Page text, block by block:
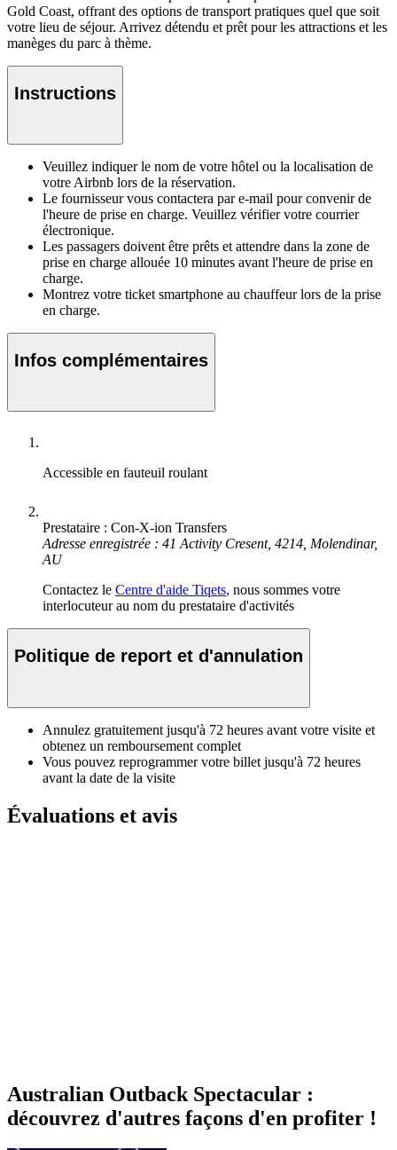
Gold Coast, offrant des options de transport pratiques quel que soit
votre lieu de séjour. Arrivez détendu et prêt pour les attractions et les
manèges du parc à thème.
Instructions
Veuillez indiquer le nom de votre hôtel ou la localisation de
votre Airbnb lors de la réservation.
Le fournisseur vous contactera par e-mail pour convenir de
l'heure de prise en charge. Veuillez vérifier votre courrier
électronique.
Les passagers doivent être prêts et attendre dans la zone de
prise en charge allouée 10 minutes avant l'heure de prise en
charge.
Montrez votre ticket smartphone au chauffeur lors de la prise
en charge.
Infos complémentaires
Accessible en fauteuil roulant
Prestataire : Con-X-ion Transfers
Adresse enregistrée : 41 Activity Cresent, 4214, Molendinar,
AU
Contactez le Centre d'aide Tiqets, nous sommes votre
interlocuteur au nom du prestataire d'activités
Politique de report et d'annulation
Annulez gratuitement jusqu'à 72 heures avant votre visite et
obtenez un remboursement complet
Vous pouvez reprogrammer votre billet jusqu'à 72 heures
avant la date de la visite
Évaluations et avis
Australian Outback Spectacular :
découvrez d'autres façons d'en profiter !